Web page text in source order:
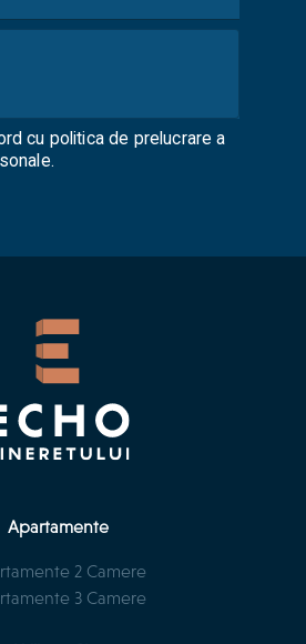
cu politica de prelucrare a
.
Apartamente
2 Camere
3 Camere